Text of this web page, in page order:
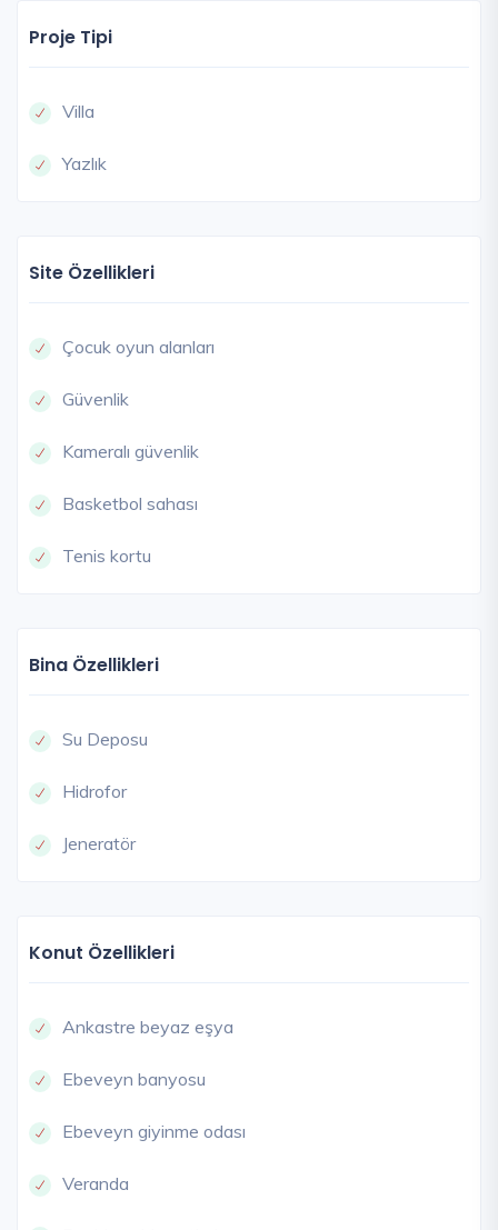
Proje Tipi
Villa
Yazlık
Site Özellikleri
Çocuk oyun alanları
Güvenlik
Kameralı güvenlik
Basketbol sahası
Tenis kortu
Bina Özellikleri
Su Deposu
Hidrofor
Jeneratör
Konut Özellikleri
Ankastre beyaz eşya
Ebeveyn banyosu
Ebeveyn giyinme odası
Veranda